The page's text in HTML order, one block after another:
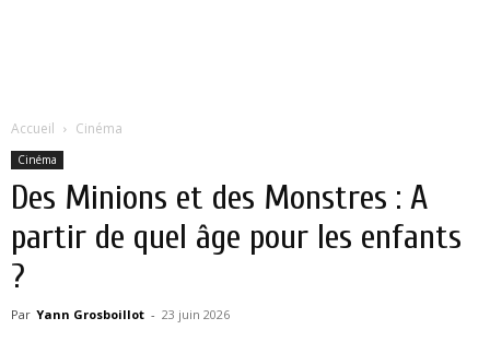
Accueil Cinéma
Cinéma
Des Minions et des Monstres : A
partir de quel âge pour les enfants
?
Par Yann Grosboillot - 23 juin 2026